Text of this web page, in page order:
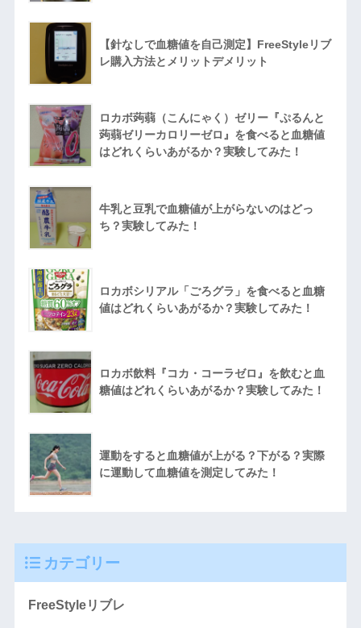
【針なしで血糖値を自己測定】FreeStyleリブ
レ購入方法とメリットデメリット
ロカボ蒟蒻（こんにゃく）ゼリー『ぷるんと
蒟蒻ゼリーカロリーゼロ』を食べると血糖値
はどれくらいあがるか？実験してみた！
牛乳と豆乳で血糖値が上がらないのはどっ
ち？実験してみた！
ロカボシリアル「ごろグラ」を食べると血糖
値はどれくらいあがるか？実験してみた！
ロカボ飲料『コカ・コーラゼロ』を飲むと血
糖値はどれくらいあがるか？実験してみた！
運動をすると血糖値が上がる？下がる？実際
に運動して血糖値を測定してみた！
カテゴリー
FreeStyleリブレ